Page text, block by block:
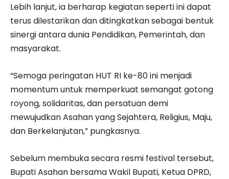
Lebih lanjut, ia berharap kegiatan seperti ini dapat
terus dilestarikan dan ditingkatkan sebagai bentuk
sinergi antara dunia Pendidikan, Pemerintah, dan
masyarakat.
“Semoga peringatan HUT RI ke-80 ini menjadi
momentum untuk memperkuat semangat gotong
royong, solidaritas, dan persatuan demi
mewujudkan Asahan yang Sejahtera, Religius, Maju,
dan Berkelanjutan,” pungkasnya.
Sebelum membuka secara resmi festival tersebut,
Bupati Asahan bersama Wakil Bupati, Ketua DPRD,